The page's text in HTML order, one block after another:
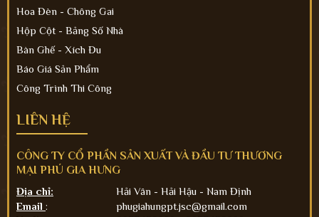
Hoa Đèn - Chông Gai
Hộp Cột - Bảng Số Nhà
Bàn Ghế - Xích Đu
Báo Giá Sản Phẩm
Công Trình Thi Công
LIÊN HỆ
CÔNG TY CỔ PHẦN SẢN XUẤT VÀ ĐẦU TƯ THƯƠNG
MẠI PHÚ GIA HƯNG
Địa chỉ:
Hải Vân - Hải Hậu - Nam Định
Email :
phugiahungpt.jsc@gmail.com